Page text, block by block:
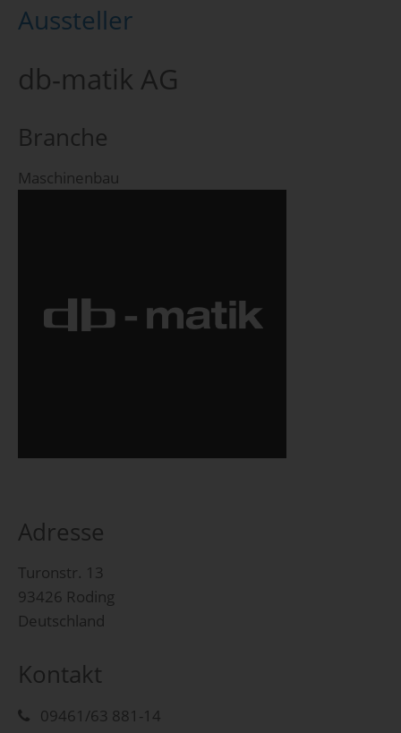
Aussteller
db-matik AG
Branche
Maschinenbau
Adresse
Turonstr. 13
93426 Roding
Deutschland
Kontakt
09461/63 881-14